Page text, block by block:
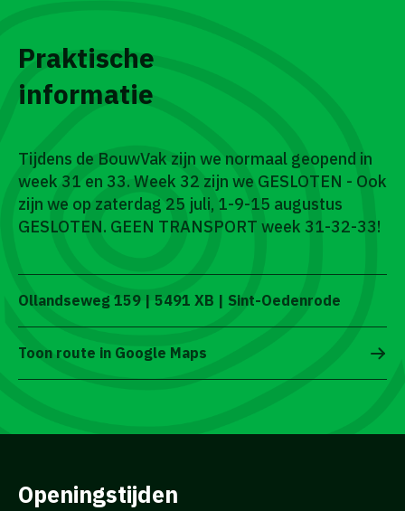
Praktische
informatie
Tijdens de BouwVak zijn we normaal geopend in
week 31 en 33. Week 32 zijn we GESLOTEN - Ook
zijn we op zaterdag 25 juli, 1-9-15 augustus
GESLOTEN. GEEN TRANSPORT week 31-32-33!
Ollandseweg 159 | 5491 XB | Sint-Oedenrode
Toon route in Google Maps
Openingstijden